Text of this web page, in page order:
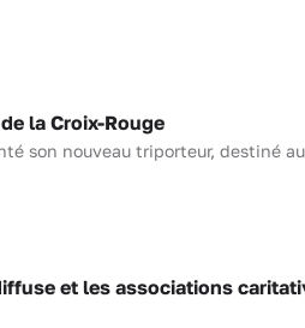
la Croix-Rouge
son nouveau triporteur, destiné
et les associations